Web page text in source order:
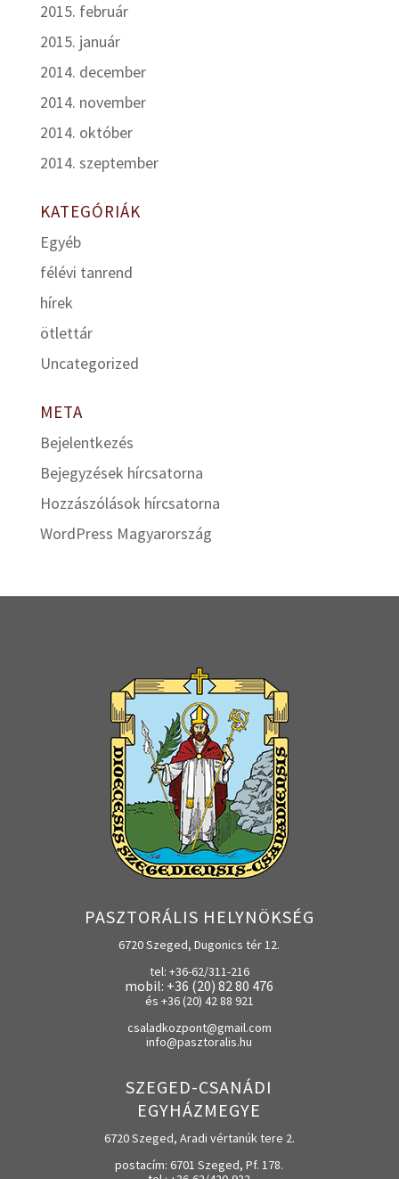
2015. február
2015. január
2014. december
2014. november
2014. október
2014. szeptember
KATEGÓRIÁK
Egyéb
félévi tanrend
hírek
ötlettár
Uncategorized
META
Bejelentkezés
Bejegyzések hírcsatorna
Hozzászólások hírcsatorna
WordPress Magyarország
PASZTORÁLIS HELYNÖKSÉG
6720 Szeged, Dugonics tér 12.
tel: +36-62/311-216
mobil: +36 (20) 82 80 476
és +36 (20) 42 88 921
csaladkozpont@gmail.com
info@pasztoralis.hu
SZEGED-CSANÁDI
EGYHÁZMEGYE
6720 Szeged, Aradi vértanúk tere 2.
postacím: 6701 Szeged, Pf. 178.